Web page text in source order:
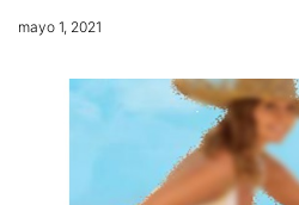
mayo 1, 2021